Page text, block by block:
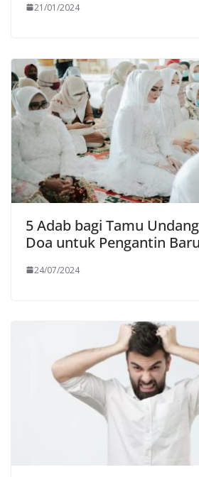
21/01/2024
5 Adab bagi Tamu
Doa untuk Pengantin Baru
24/07/2024